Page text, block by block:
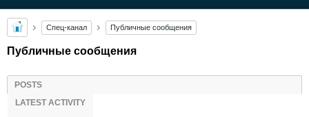
Спец-канал Публичные сообщения
Публичные сообщения
POSTS
LATEST ACTIVITY